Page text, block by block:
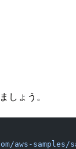
しょう。
aws-